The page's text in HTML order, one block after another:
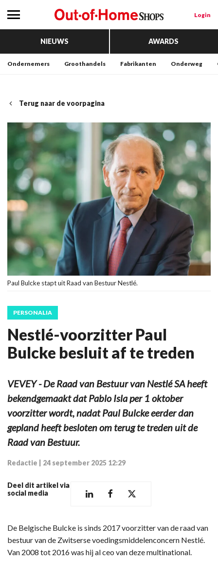
Login
NIEUWS AWARDS
Ondernemers Groothandels Fabrikanten Onderweg
Terug naar de voorpagina
Paul Bulcke stapt uit Raad van Bestuur Nestlé.
PERSONALIA
Nestlé-voorzitter Paul
Bulcke besluit af te treden
VEVEY - De Raad van Bestuur van Nestlé SA heeft
bekendgemaakt dat Pablo Isla per 1 oktober
voorzitter wordt, nadat Paul Bulcke eerder dan
gepland heeft besloten om terug te treden uit de
Raad van Bestuur.
Redactie 24 september 2025 12:29
Deel dit artikel via
social media
De Belgische Bulcke is sinds 2017 voorzitter van de raad van
bestuur van de Zwitserse voedingsmiddelenconcern Nestlé.
Van 2008 tot 2016 was hij al ceo van deze multinational.